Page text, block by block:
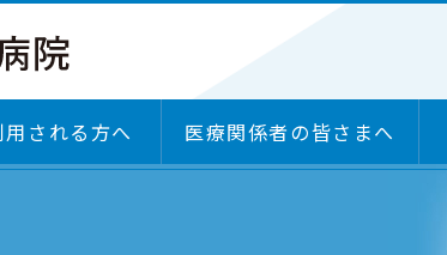
される方へ 医療関係者の皆さまへ